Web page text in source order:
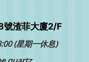
號渣菲大廈2/F
(星期一休息)